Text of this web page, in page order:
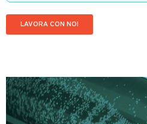
LAVORA CON NOI